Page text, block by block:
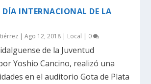
DÍA INTERNACIONAL DE LA
|Ago 12, 2018 | Local | 0
de la Juventud
Yoshio Cancino, realizó una
en el auditorio Gota de Plata